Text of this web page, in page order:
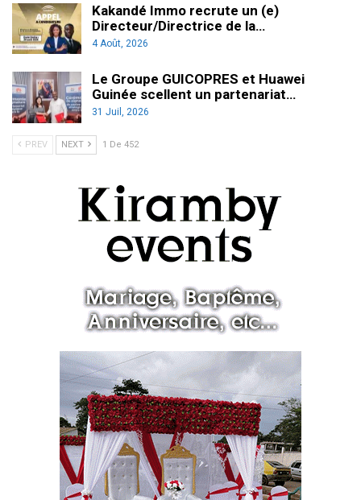
Kakandé Immo recrute un (e)
Directeur/Directrice de la…
4 Août, 2026
Le Groupe GUICOPRES et Huawei
Guinée scellent un partenariat…
31 Juil, 2026
PREV NEXT 1 De 452